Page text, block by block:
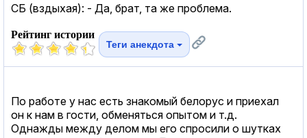
СБ (вздыхая): - Да, брат, та же проблема.
Рейтинг истории
Теги анекдота
По работе у нас есть знакомый белорус и приехал
он к нам в гости, обменяться опытом и т.д.
Однажды между делом мы его спросили о шутках